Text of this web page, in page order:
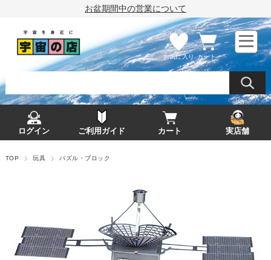
お盆期間中の営業について
お気に入り カート
ログイン ご利用ガイド カート 実店舗
TOP 玩具 パズル・ブロック